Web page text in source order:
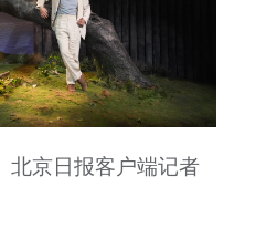
北京日报客户端记者